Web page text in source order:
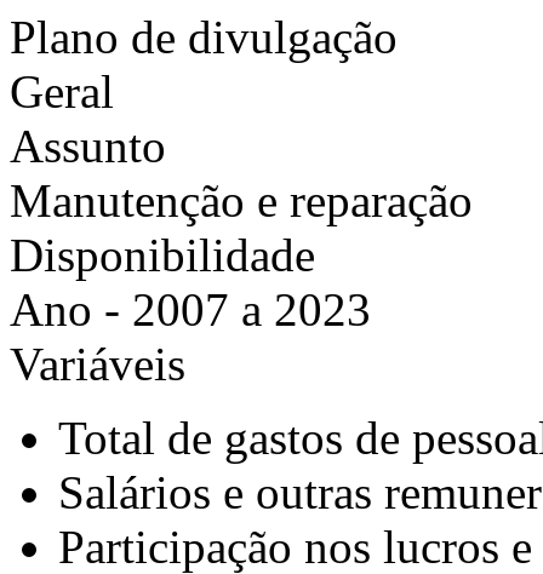
Plano de divulgação
Geral
Assunto
Manutenção e reparação
Disponibilidade
Ano - 2007 a 2023
Variáveis
Total de gastos de
Salários e outras
Participação nos lucros